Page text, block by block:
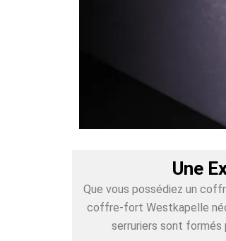
Une
Que vous possédiez un
coffre-fort Westkapelle
serruriers sont formés